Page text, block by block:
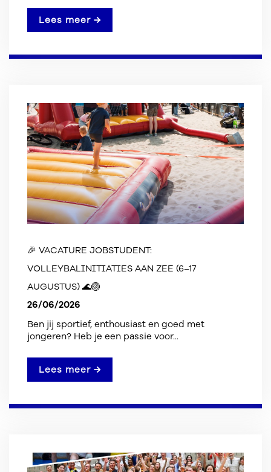
Lees meer →
🎉 VACATURE JOBSTUDENT:
VOLLEYBALINITIATIES AAN ZEE (6–17
AUGUSTUS) 🌊🏐
26/06/2026
Ben jij sportief, enthousiast en goed met
jongeren? Heb je een passie voor...
Lees meer →